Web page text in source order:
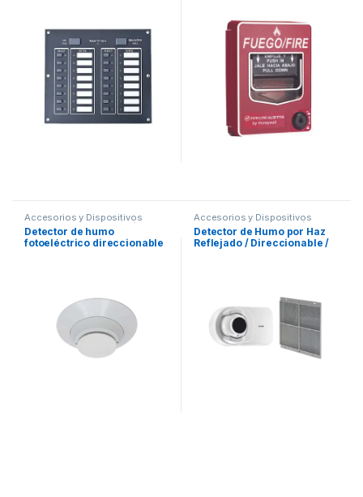
Accesorios y Dispositivos
Direccionables Detección de
Fuego
Detector de humo
fotoeléctrico direccionable
Accesorios y Dispositivos
Direccionables Detección de
Fuego
Detector de Humo por Haz
Reflejado / Direccionable /